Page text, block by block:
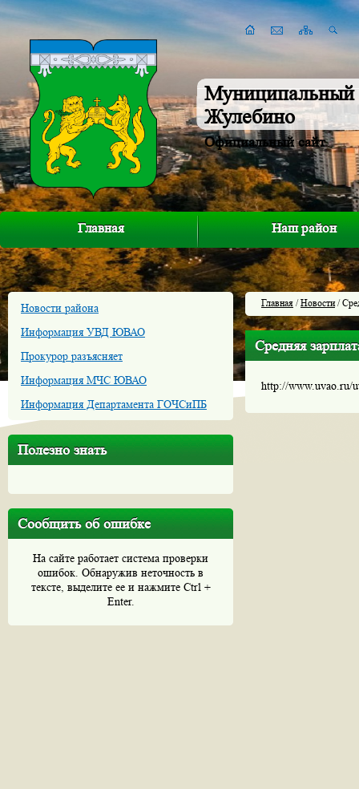
Муниципальный
Жулебино
Официальный сайт
Главная Наш район
Новости района
Информация УВД ЮВАО
Прокурор разъясняет
Информация МЧС ЮВАО
Информация Департамента ГОЧСиПБ
Полезно знать
Сообщить об ошибке
На сайте работает система проверки
ошибок. Обнаружив неточность в
тексте, выделите ее и нажмите Ctrl +
Enter.
Главная /Новости/
Средняя
http://www.uvao.ru/